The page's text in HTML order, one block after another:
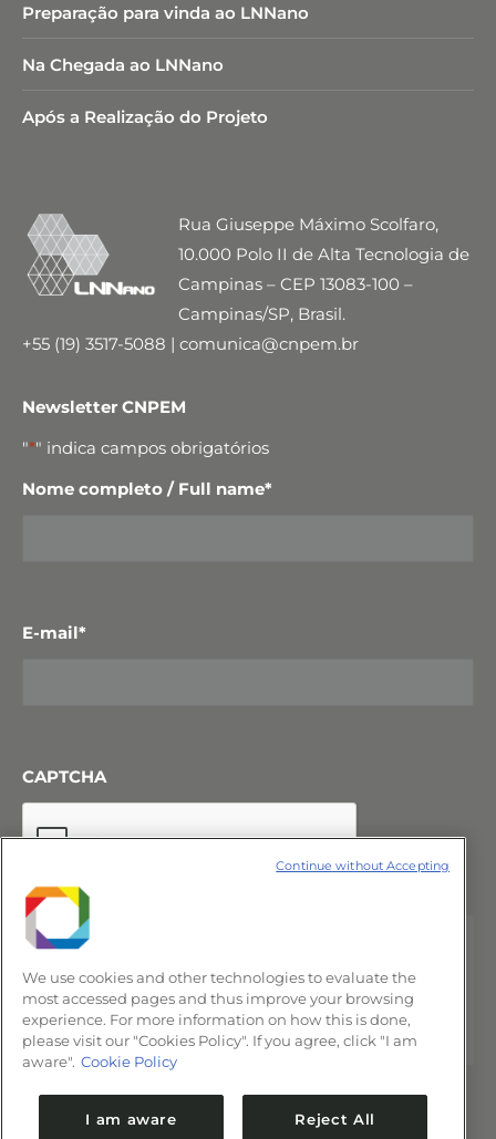
Preparação para vinda ao LNNano
Na Chegada ao LNNano
Após a Realização do Projeto
Rua Giuseppe Máximo Scolfaro,
10.000 Polo II de Alta Tecnologia de
Campinas – CEP 13083-100 –
Campinas/SP, Brasil.
+55 (19) 3517-5088 | comunica@cnpem.br
Newsletter CNPEM
"*" indica campos obrigatórios
Nome completo / Full name*
E-mail*
CAPTCHA
We use cookies and other technologies to evaluate the
most accessed pages and thus improve your browsing
experience. For more information on how this is done,
please visit our "Cookies Policy". If you agree, click "I am
aware". Cookie Policy
I am aware Reject All
Continue without Accepting